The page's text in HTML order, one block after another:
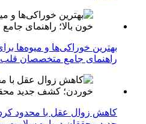
بهترین خوراکی‌ها و میوه‌ها
راهنمای جامع متخصصان قلب
کاهش زوال عقل با محدود